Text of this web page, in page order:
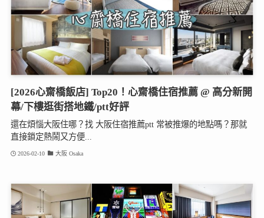
[2026心齋橋飯店] Top20！心齋橋住宿推薦 @ 高分新開
幕/下樓逛街搭地鐵/ptt好評
還在煩惱大阪住哪？找 大阪住宿推薦ptt 常被推爆的地點嗎？那就
直接鎖定熱鬧又方便...
2026-02-10 大阪 Osaka